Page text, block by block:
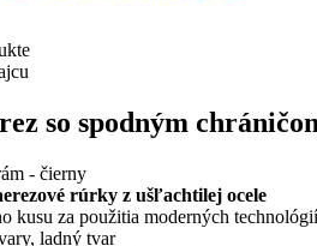
so spodným
- čierny
rúrky z ušľachtilej ocele
kusu za použitia moderných technológií
ladný tvar